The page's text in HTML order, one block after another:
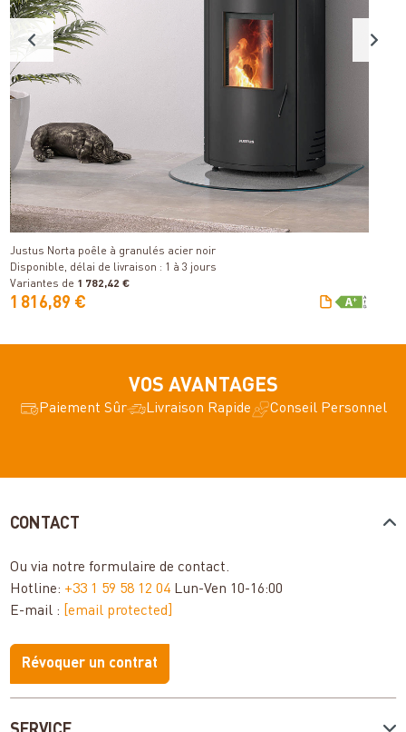
Détails
Justus Norta poêle à granulés acier noir
Disponible, délai de livraison : 1 à 3 jours
Variantes de 1 782,42 €
1 816,89 €
VOS AVANTAGES
Paiement Sûr Livraison Rapide Conseil Personnel
CONTACT
Ou via notreformulaire de contact.
Hotline: +33 1 59 58 12 04 Lun-Ven 10-16:00
E-mail : [email protected]
Révoquer un contrat